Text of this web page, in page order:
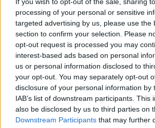
processing of your personal or sensitive
targeted advertising by us, please use the
section to confirm your selection. Please
opt-out request is processed you may
interest-based ads based on personal
us or personal information disclosed to
your opt-out. You may separately opt-out
disclosure of your personal information by
IAB’s list of downstream participants. This
also be disclosed by us to third parties on
Downstream Participants that may further
Υπενθύμιση:
Για την μερική αναπαραγωγή της
ιστοσελίδες είναι απαραίτητη η χρήση
παρεχόμενου συνδέσμου παραπομπής
της Δημοκρατικής.